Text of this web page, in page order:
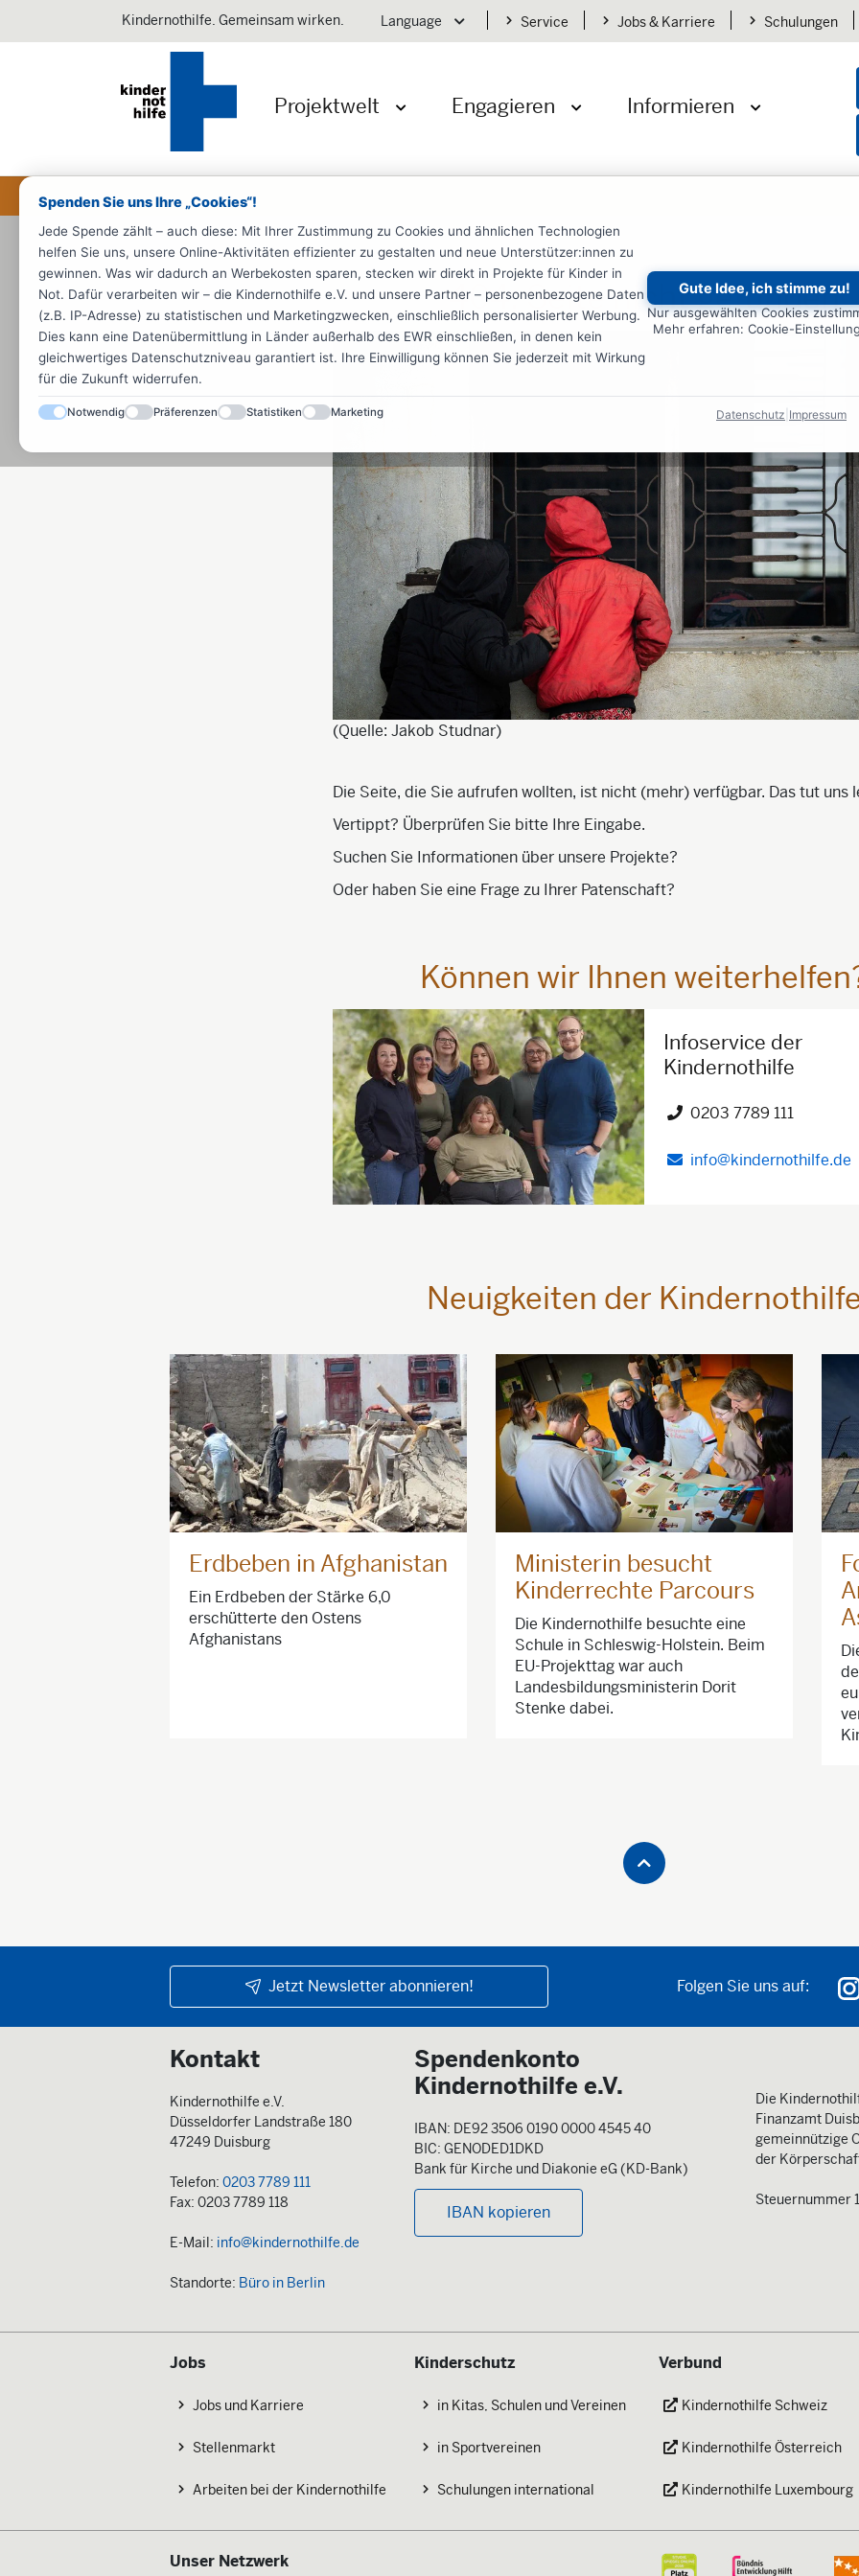
Spenden Sie uns Ihre „Cookies“!
Jede Spende zählt – auch diese: Mit Ihrer Zustimmung zu Cookies und ähnlichen Technologien
helfen Sie uns, unsere Online-Aktivitäten effizienter zu gestalten und neue Unterstützer:innen zu
gewinnen. Was wir dadurch an Werbekosten sparen, stecken wir direkt in Projekte für Kinder in
Not. Dafür verarbeiten wir – die Kindernothilfe e.V. und unsere Partner – personenbezogene Daten
(z.B. IP-Adresse) zu statistischen und Marketingzwecken, einschließlich personalisierter Werbung.
Dies kann eine Datenübermittlung in Länder außerhalb des EWR einschließen, in denen kein
gleichwertiges Datenschutzniveau garantiert ist. Ihre Einwilligung können Sie jederzeit mit Wirkung
für die Zukunft widerrufen.
Gute Idee, ich stimme zu!
Nur ausgewählten Cookies
Mehr erfahren: Cookie-
Notwendig Präferenzen Statistiken Marketing Datenschutz Impressum
Kindernothilfe. Gemeinsam wirken. Language Menü öffnenService Jobs & Karriere Schulungen
Projektwelt Engagieren Informieren
404: Seite nicht gefunden
(Quelle: Jakob Studnar)
Die Seite, die Sie aufrufen wollten, ist nicht (mehr) verfügbar. Das tut uns
Vertippt? Überprüfen Sie bitte Ihre Eingabe.
Suchen Sie Informationen über unsere Projekte?
Oder haben Sie eine Frage zu Ihrer Patenschaft?
Können wir Ihnen
Infoservice der
Kindernothilfe
Telefon")
0203 7789 111
info@kindernothilfe.de
Neuigkeiten der
Erdbeben in Afghanistan
Ein Erdbeben der Stärke 6,0
erschütterte den Ostens
Afghanistans
Ministerin besucht
Kinderrechte Parcours
Die Kindernothilfe besuchte eine
Schule in Schleswig-Holstein. Beim
EU-Projekttag war auch
Landesbildungsministerin Dorit
Stenke dabei.
Jetzt Newsletter abonnieren! Folgen Sie uns auf:
Kontakt
Kindernothilfe e.V.
Düsseldorfer Landstraße 180
47249 Duisburg
Telefon: 0203 7789 111
Fax: 0203 7789 118
E-Mail: info@kindernothilfe.de
Standorte: Büro in Berlin
Spendenkonto
Kindernothilfe e.V.
IBAN: DE92 3506 0190 0000 4545 40
BIC: GENODED1DKD
Bank für Kirche und Diakonie eG (KD-Bank)
IBAN kopieren
Die
Finanzamt
gemeinnützige
der
Steuernummer
Jobs
Jobs und Karriere
Stellenmarkt
Arbeiten bei der Kindernothilfe
Kinderschutz
in Kitas, Schulen und Vereinen
in Sportvereinen
Schulungen international
Verbund
Kindernothilfe Schweiz
Kindernothilfe Österreich
Kindernothilfe Luxembourg
Unser Netzwerk